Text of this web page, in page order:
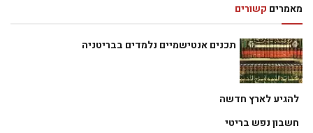
מאמרים קשורים
תכנים אנטישמיים נלמדים בבריטניה
להגיע לארץ חדשה
חשבון נפש בריטי